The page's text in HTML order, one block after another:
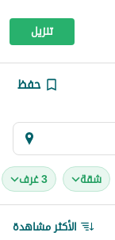
تنزيل
حفظ
شقة 3 غرف
الأكثر مشاهدة